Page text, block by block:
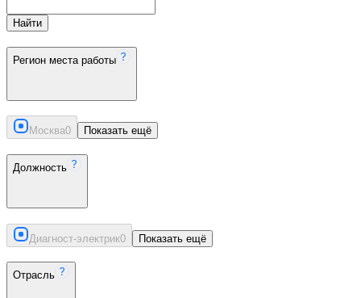
Найти
Регион места работы
Москва0 Показать ещё
Должность
Диагност-электрик0 Показать ещё
Отрасль